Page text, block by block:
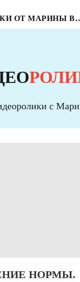
ВИДЕОРОЛИКИ ОТ
с
НОРМЫ.